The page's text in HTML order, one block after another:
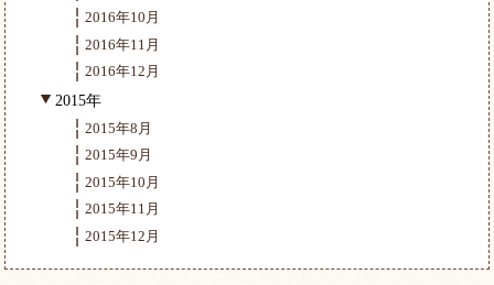
2016年10月
2016年11月
2016年12月
2015年
2015年8月
2015年9月
2015年10月
2015年11月
2015年12月